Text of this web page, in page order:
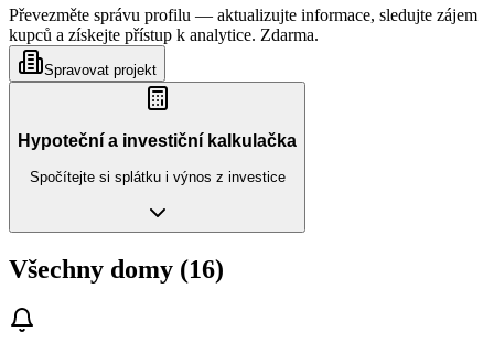
Převezměte správu profilu — aktualizujte informace, sledujte zájem
kupců a získejte přístup k analytice. Zdarma.
Spravovat projekt
Hypoteční a investiční kalkulačka
Spočítejte si splátku i výnos z investice
Všechny domy (16)